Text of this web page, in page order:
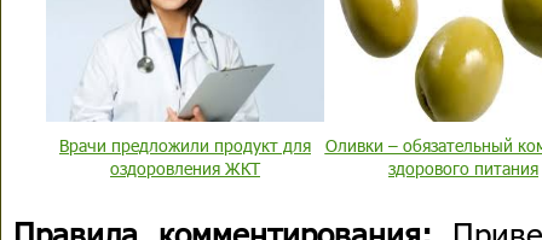
Врачи предложили продукт для
оздоровления ЖКТ
Оливки – обязательный
здорового питания